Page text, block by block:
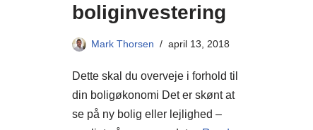
boliginvestering
Mark Thorsen april 13, 2018
Dette skal du overveje i forhold til
din boligøkonomi Det er skønt at
se på ny bolig eller lejlighed –